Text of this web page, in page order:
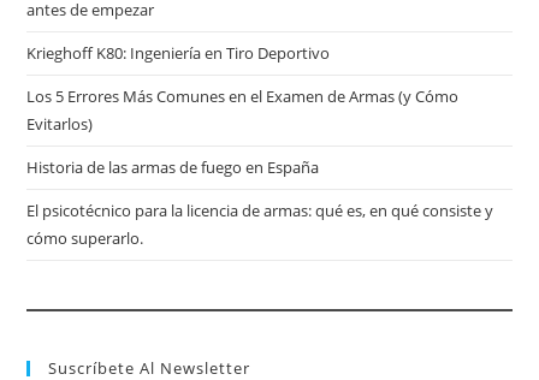
antes de empezar
Krieghoff K80: Ingeniería en Tiro Deportivo
Los 5 Errores Más Comunes en el Examen de Armas (y Cómo
Evitarlos)
Historia de las armas de fuego en España
El psicotécnico para la licencia de armas: qué es, en qué consiste y
cómo superarlo.
Suscríbete Al Newsletter